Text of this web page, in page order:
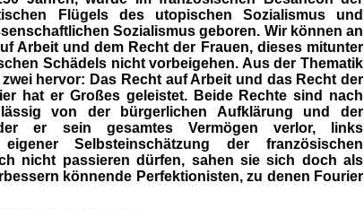
Flügels des utopischen Sozialismus und
Sozialismus geboren. Wir können an
Arbeit und dem Recht der Frauen, dieses mitunter
Schädels nicht vorbeigehen. Aus der Thematik
hervor: Das Recht auf Arbeit und das Recht der
hat er Großes geleistet. Beide Rechte sind nach
von der bürgerlichen Aufklärung und der
er sein gesamtes Vermögen verlor, links
Selbsteinschätzung der französischen
nicht passieren dürfen, sahen sie sich doch als
könnende Perfektionisten, zu denen Fourier